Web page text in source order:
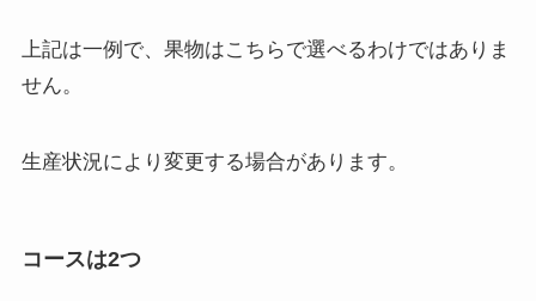
上記は一例で、果物はこちらで選べるわけではありま
せん。
生産状況により変更する場合があります。
コースは2つ